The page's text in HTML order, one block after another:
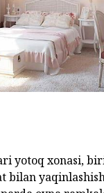
yotoq xonasi,
bilan